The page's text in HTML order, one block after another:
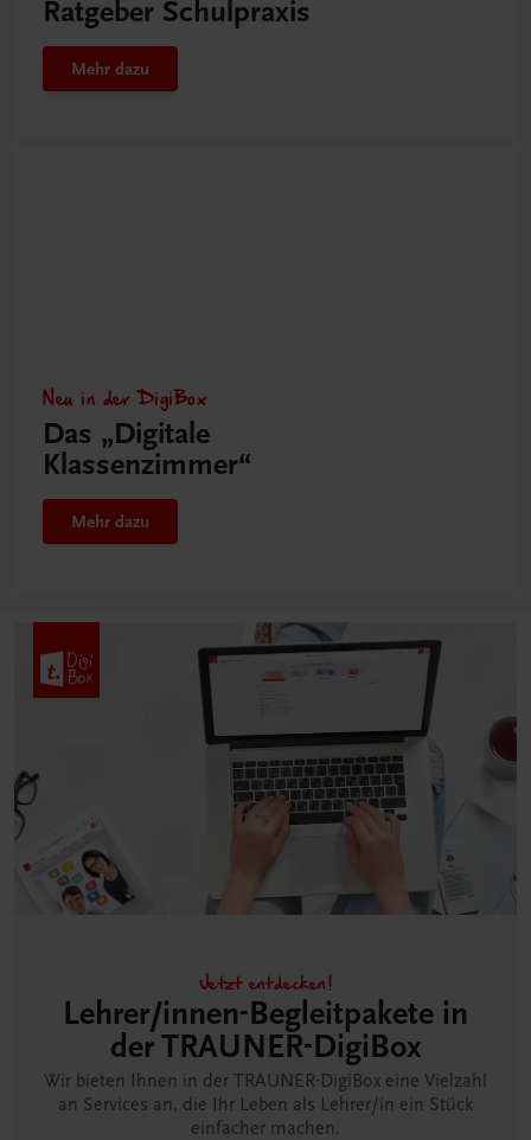
Ratgeber Schulpraxis
Mehr dazu
Neu in der DigiBox
Das „Digitale
Klassenzimmer“
Mehr dazu
Jetzt entdecken!
Lehrer/innen-Begleitpakete in
der TRAUNER-DigiBox
Wir bieten Ihnen in der TRAUNER-DigiBox eine Vielzahl
an Services an, die Ihr Leben als Lehrer/in ein Stück
einfacher machen.